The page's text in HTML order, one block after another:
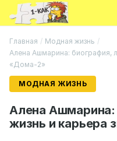
Главная / Модная жизнь /
Алена Ашмарина: биография,
«Дома-2»
МОДНАЯ ЖИЗНЬ
Алена Ашмарина:
жизнь и карьера